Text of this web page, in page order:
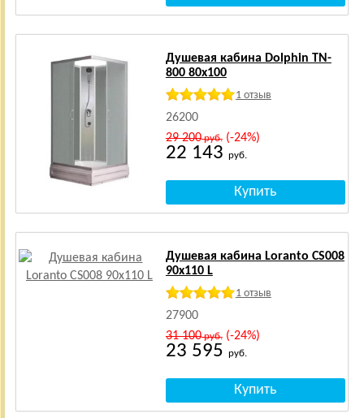
Душевая кабина Dolphin TN-
800 80x100
1 отзыв
26200
29 200руб.(-24%)
22 143 руб.
Душевая кабина Loranto CS008
90x110 L
1 отзыв
27900
31 100руб.(-24%)
23 595 руб.